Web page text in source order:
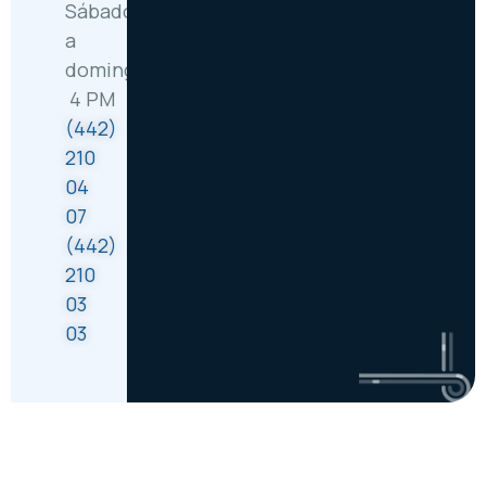
Sábado
a
domingo: 8 AM –
4 PM
(442)
210
04
07
(442)
210
03
03